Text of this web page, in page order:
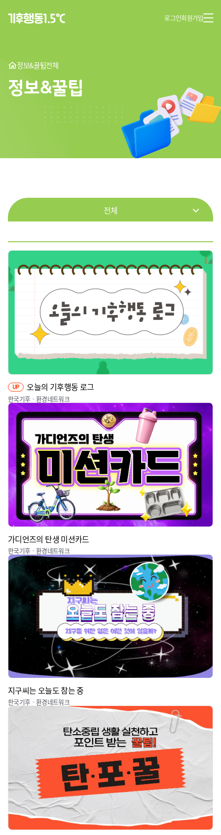
로그인회원가입
정보&꿀팁전체
정보&꿀팁
전체
기타
UP 오늘의 기후행동 로그
한국기후ㆍ환경네트워크
가디언즈의 탄생 미션카드
한국기후ㆍ환경네트워크
지구씨는 오늘도 참는 중
한국기후ㆍ환경네트워크